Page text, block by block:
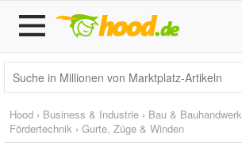
Hood › Business & Industrie › Bau & Bauhandwerk
Fördertechnik › Gurte, Züge & Winden